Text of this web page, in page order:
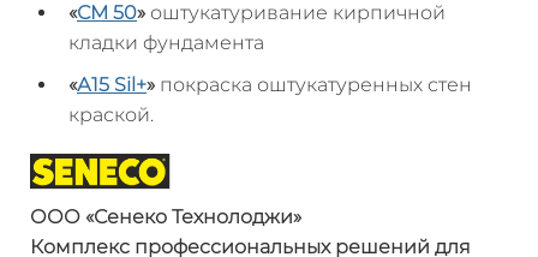
«СМ 50» оштукатуривание кирпичной
кладки фундамента
«А15 Sil +» покраска оштукатуренных стен
краской.
ООО «Сенеко Технолоджи»
Комплекс профессиональных решений для